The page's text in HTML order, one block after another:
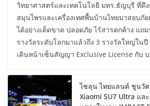
วิทยาศาสตร์และเทคโนโลยี มทร.ธัญบุรี ที่ดึ
สมุนไพรและเครื่องเทศพื้นบ้านไทยมาสยบภัย
ได้อย่างเด็ดขาด ปลอดภัย ไร้สารตกค้าง แถม
รางวัลระดับโลกมาแล้วถึง 3 รางวัลใหญ่ใน
เดินหน้าเซ็นสัญญา Exclusive License กับ
ไซลุน ไทยแลนด์ ชูนวัต
Xiaomi SU7 Ultra แล